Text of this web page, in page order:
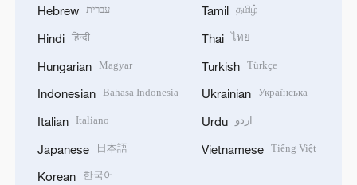
Hebrew עברית
Hindi हिन्दी
Hungarian Magyar
Indonesian Bahasa Indonesia
Italian Italiano
Japanese 日本語
Korean 한국어
Tamil தமிழ்
Thai ไทย
Turkish Türkçe
Ukrainian Українська
Urdu اردو
Vietnamese Tiếng Việt